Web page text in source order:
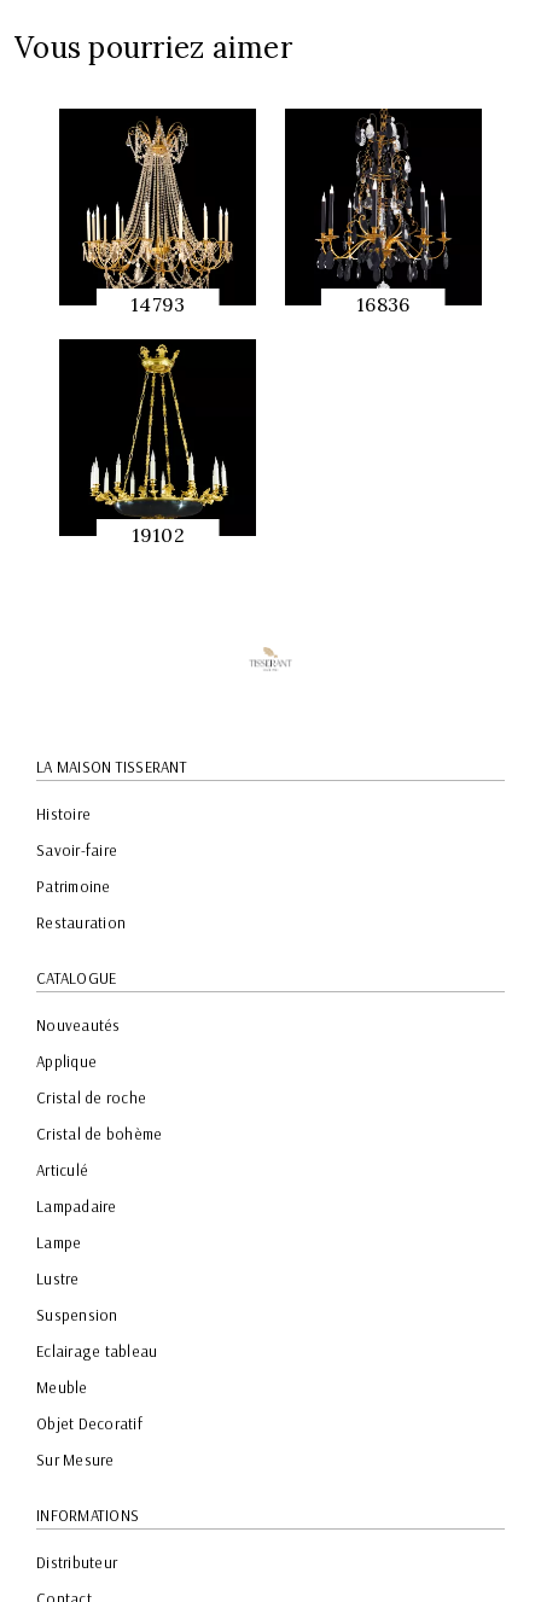
Vous pourriez aimer
14793
APERÇU
RAPIDE
16836
19102
LA MAISON TISSERANT
Histoire
Savoir-faire
Patrimoine
Restauration
CATALOGUE
Nouveautés
Applique
Cristal de roche
Cristal de bohème
Articulé
Lampadaire
Lampe
Lustre
Suspension
Eclairage tableau
Meuble
Objet Decoratif
Sur Mesure
INFORMATIONS
Distributeur
Contact